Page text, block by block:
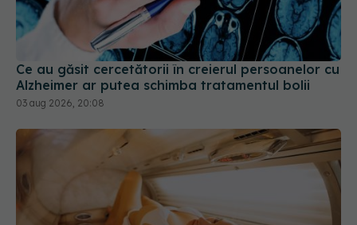
Ce au găsit cercetătorii în creierul persoanelor cu
Alzheimer ar putea schimba tratamentul bolii
03 aug 2026, 20:08